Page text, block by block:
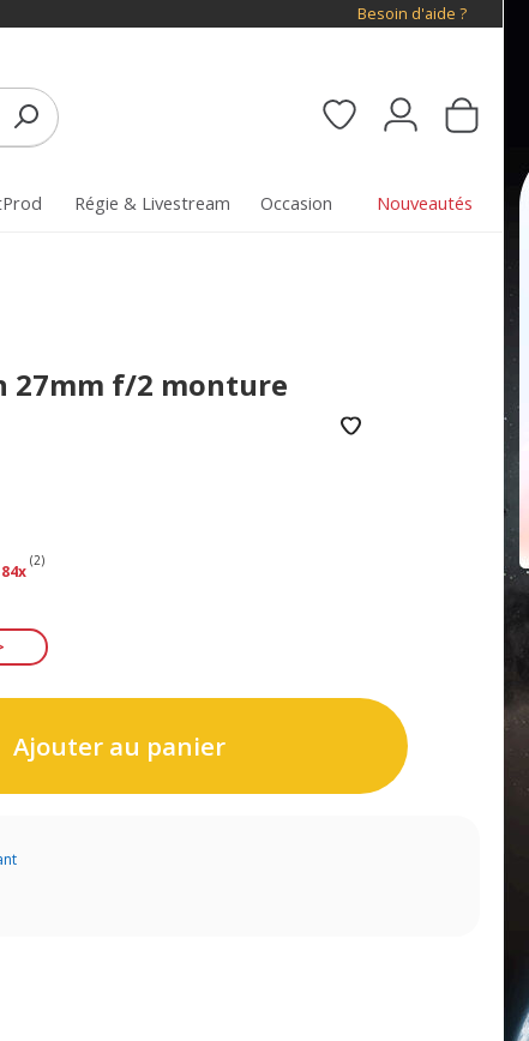
Besoin d'aide ?
Régie & Livestream Occasion Nouveautés
27mm f/2 monture
(2)
Ajouter au panier